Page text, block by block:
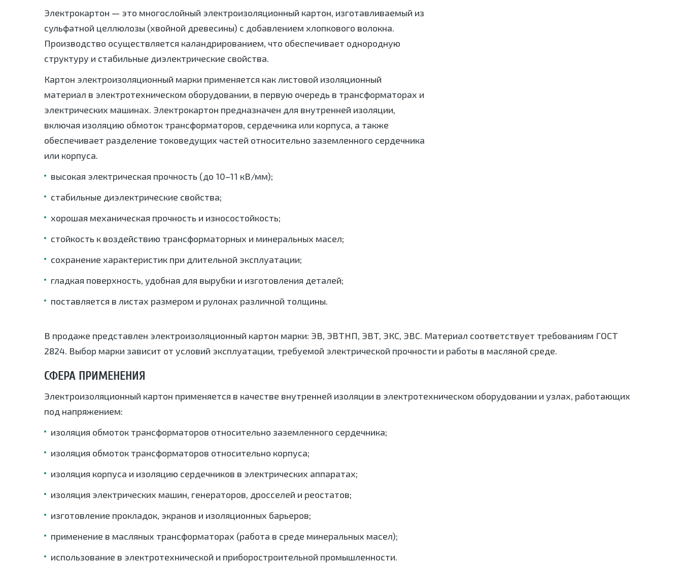
Электрокартон — это многослойный электроизоляционный картон, изготавливаемый из
сульфатной целлюлозы (хвойной древесины) с добавлением хлопкового волокна.
Производство осуществляется каландрированием, что обеспечивает однородную
структуру и стабильные диэлектрические свойства.
Картон электроизоляционный марки применяется как листовой изоляционный
материал в электротехническом оборудовании, в первую очередь в трансформаторах и
электрических машинах. Электрокартон предназначен для внутренней изоляции,
включая изоляцию обмоток трансформаторов, сердечника или корпуса, а также
обеспечивает разделение токоведущих частей относительно заземленного сердечника
или корпуса.
высокая электрическая прочность (до 10–11 кВ/мм);
стабильные диэлектрические свойства;
хорошая механическая прочность и износостойкость;
стойкость к воздействию трансформаторных и минеральных масел;
сохранение характеристик при длительной эксплуатации;
гладкая поверхность, удобная для вырубки и изготовления деталей;
поставляется в листах размером и рулонах различной толщины.
В продаже представлен электроизоляционный картон марки: ЭВ, ЭВТНП, ЭВТ, ЭКС, ЭВС. Материал соответствует требованиям ГОСТ
2824. Выбор марки зависит от условий эксплуатации, требуемой электрической прочности и работы в масляной среде.
СФЕРА ПРИМЕНЕНИЯ
Электроизоляционный картон применяется в качестве внутренней изоляции в электротехническом оборудовании и узлах, работающих
под напряжением:
изоляция обмоток трансформаторов относительно заземленного сердечника;
изоляция обмоток трансформаторов относительно корпуса;
изоляция корпуса и изоляцию сердечников в электрических аппаратах;
изоляция электрических машин, генераторов, дросселей и реостатов;
изготовление прокладок, экранов и изоляционных барьеров;
применение в масляных трансформаторах (работа в среде минеральных масел);
использование в электротехнической и приборостроительной промышленности.